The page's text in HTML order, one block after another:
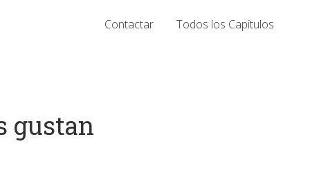
Contactar Todos los Capitulos
gustan